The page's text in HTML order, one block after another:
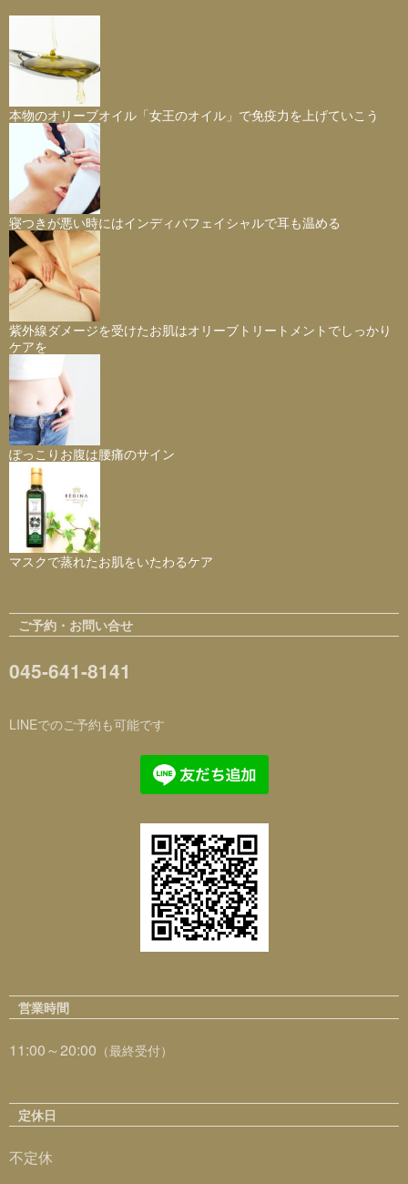
本物のオリーブオイル「女王のオイル」で免疫力を上げていこう
寝つきが悪い時にはインディバフェイシャルで耳も温める
紫外線ダメージを受けたお肌はオリーブトリートメントでしっかり
ケアを
ぽっこりお腹は腰痛のサイン
マスクで蒸れたお肌をいたわるケア
ご予約・お問い合せ
045-641-8141
LINEでのご予約も可能です
営業時間
11:00～20:00 （最終受付）
定休日
不定休